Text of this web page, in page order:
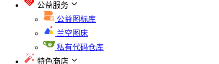
公益服务
公益图标库
兰空图床
私有代码仓库
特色商店